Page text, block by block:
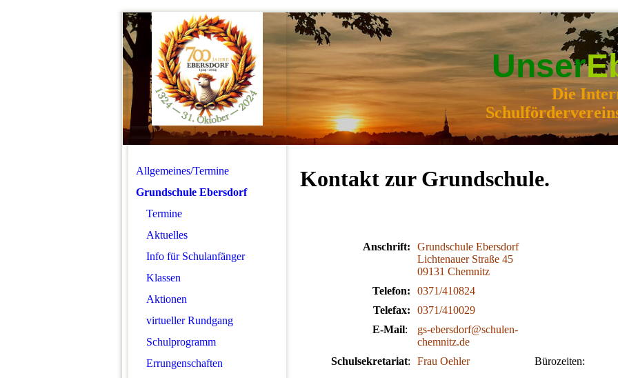
Unser
Die
Allgemeines/Termine
Grundschule Ebersdorf
Termine
Aktuelles
Info für Schulanfänger
Klassen
Aktionen
virtueller Rundgang
Schulprogramm
Errungenschaften
Kontakt zur Grundschule.
Anschrift:
Grundschule Ebersdorf
Lichtenauer Straße 45
09131 Chemnitz
Telefon:
0371/410824
Telefax:
0371/410029
E-Mail:
gs-ebersdorf@schulen-
chemnitz.de
Schulsekretariat: Frau Oehler
Bürozeiten: